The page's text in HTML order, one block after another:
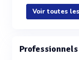
Voir toutes
Professionnels